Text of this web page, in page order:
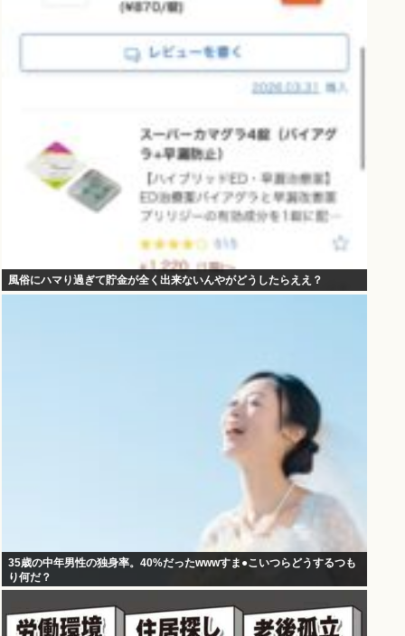
風俗にハマり過ぎて貯金が全く出来ないんやがどうしたらええ？
35歳の中年男性の独身率。40%だったwwwすま●こいつらどうするつも
り何だ？